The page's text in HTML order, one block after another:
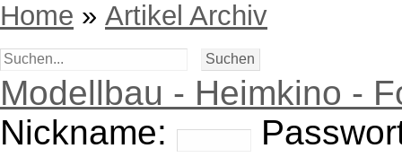
Home » Artikel Archiv
Modellbau - Heimkino -
Nickname: